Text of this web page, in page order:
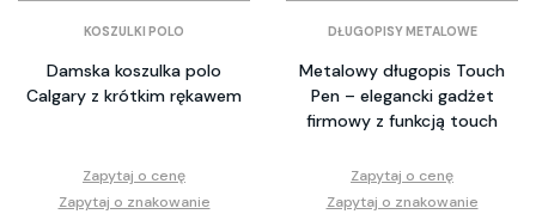
KOSZULKI POLO
Damska koszulka polo
Calgary z krótkim rękawem
Zapytaj o cenę
Zapytaj o znakowanie
DŁUGOPISY METALOWE
Metalowy długopis Touch
Pen – elegancki gadżet
firmowy z funkcją touch
Zapytaj o cenę
Zapytaj o znakowanie